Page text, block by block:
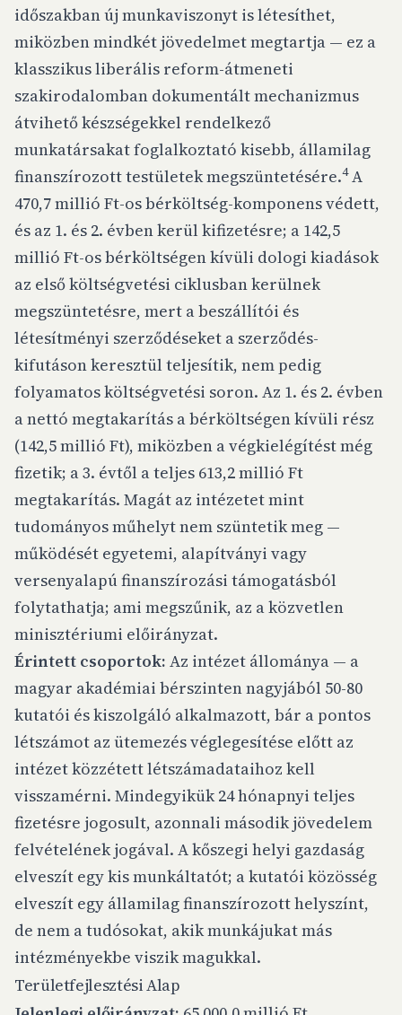
időszakban új munkaviszonyt is létesíthet,
miközben mindkét jövedelmet megtartja — ez a
klasszikus liberális reform-átmeneti
szakirodalomban dokumentált mechanizmus
átvihető készségekkel rendelkező
munkatársakat foglalkoztató kisebb, államilag
finanszírozott testületek megszüntetésére.4A
470,7 millió Ft-os bérköltség-komponens védett,
és az 1. és 2. évben kerül kifizetésre; a 142,5
millió Ft-os bérköltségen kívüli dologi kiadások
az első költségvetési ciklusban kerülnek
megszüntetésre, mert a beszállítói és
létesítményi szerződéseket a szerződés-
kifutáson keresztül teljesítik, nem pedig
folyamatos költségvetési soron. Az 1. és 2. évben
a nettó megtakarítás a bérköltségen kívüli rész
(142,5 millió Ft), miközben a végkielégítést még
fizetik; a 3. évtől a teljes 613,2 millió Ft
megtakarítás. Magát az intézetet mint
tudományos műhelyt nem szüntetik meg —
működését egyetemi, alapítványi vagy
versenyalapú finanszírozási támogatásból
folytathatja; ami megszűnik, az a közvetlen
minisztériumi előirányzat.
Érintett csoportok: Az intézet állománya — a
magyar akadémiai bérszinten nagyjából 50-80
kutatói és kiszolgáló alkalmazott, bár a pontos
létszámot az ütemezés véglegesítése előtt az
intézet közzétett létszámadataihoz kell
visszamérni. Mindegyikük 24 hónapnyi teljes
fizetésre jogosult, azonnali második jövedelem
felvételének jogával. A kőszegi helyi gazdaság
elveszít egy kis munkáltatót; a kutatói közösség
elveszít egy államilag finanszírozott helyszínt,
de nem a tudósokat, akik munkájukat más
intézményekbe viszik magukkal.
Területfejlesztési Alap